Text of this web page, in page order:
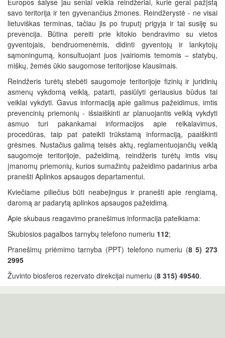
Europos šalyse jau seniai veikia reindžeriai, kurie gerai pažįstą
savo teritorija ir ten gyvenančius žmones. Reindžerystė - ne visai
lietuviškas terminas, tačiau jis po truputį prigyja ir tai susiję su
prevencija. Būtina pereiti prie kitokio bendravimo su vietos
gyventojais, bendruomenėmis, didinti gyventojų ir lankytojų
sąmoningumą, konsultuojant juos įvairiomis temomis – statybų,
miškų, žemės ūkio saugomose teritorijose klausimais.
Reindžeris turėtų stebėti saugomoje teritorijoje fizinių ir juridinių
asmenų vykdomą veiklą, patarti, pasiūlyti geriausius būdus tai
veiklai vykdyti. Gavus informaciją apie galimus pažeidimus, imtis
prevencinių priemonių - išsiaiškinti ar planuojantis veiklą vykdyti
asmuo turi pakankamai informacijos apie reikalavimus,
procedūras, taip pat pateikti trūkstamą informaciją, paaiškinti
grėsmes. Nustačius galimą teisės aktų, reglamentuojančių veiklą
saugomoje teritorijoje, pažeidimą, reindžeris turėtų imtis visų
įmanomų priemonių, kurios sumažintų pažeidimo padarinius arba
pranešti Aplinkos apsaugos departamentui.
Kviečiame piliečius būti neabejingus ir pranešti apie rengiamą,
daromą ar padarytą aplinkos apsaugos pažeidimą.
Apie skubaus reagavimo pranešimus informacija pateikiama:
Skubiosios pagalbos tarnybų telefono numeriu 112;
Pranešimų priėmimo tarnyba (PPT) telefono numeriu (8 5) 273
2995
Žuvinto biosferos rezervato direkcijai numeriu (8 315) 49540.